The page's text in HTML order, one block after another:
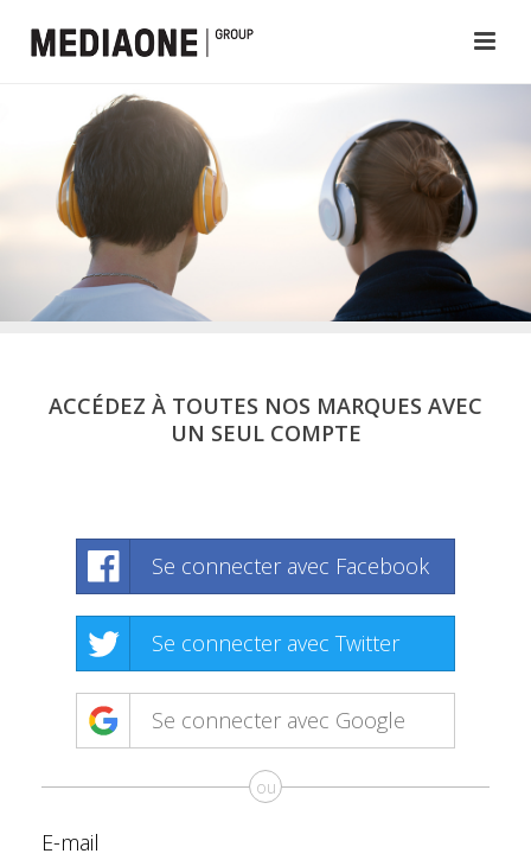
ACCÉDEZ À TOUTES NOS MARQUES AVEC
UN SEUL COMPTE
Se connecter avec Facebook
Se connecter avec Twitter
Se connecter avec Google
ou
E-mail